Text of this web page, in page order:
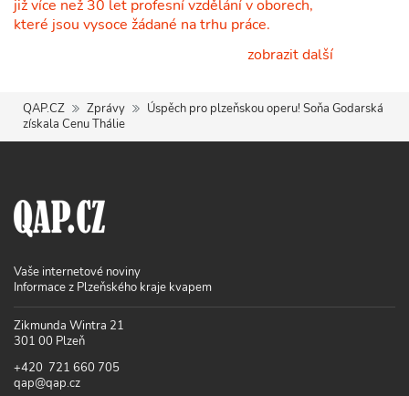
již více než 30 let profesní vzdělání v oborech,
které jsou vysoce žádané na trhu práce.
zobrazit další
QAP.CZ Zprávy
Úspěch pro plzeňskou operu! Soňa Godarská
získala Cenu Thálie
Vaše internetové noviny
Informace z Plzeňského kraje kvapem
Zikmunda Wintra 21
301 00 Plzeň
+420 721 660 705
qap@qap.cz